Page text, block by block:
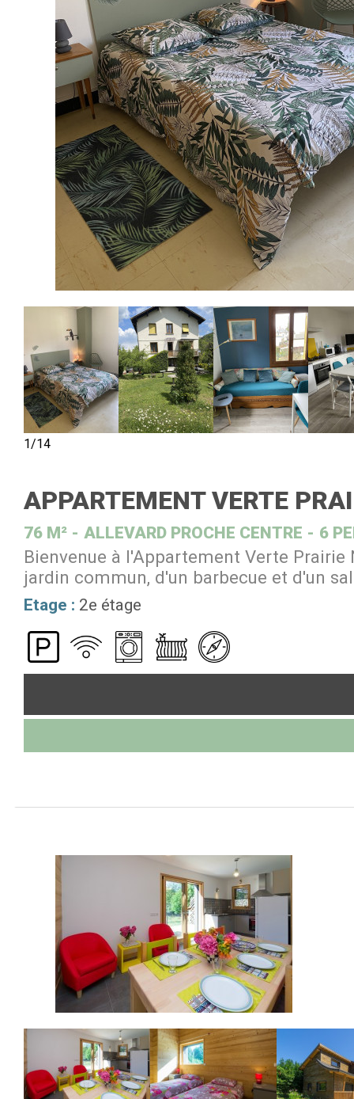
1/14
APPARTEMENT VERTE
76 M² ALLEVARD PROCHE CENTRE 6
Bienvenue à l'Appartement Verte
jardin commun, d'un barbecue et d'un
Etage : 2e étage